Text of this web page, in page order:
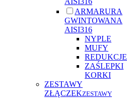
ARMARURA
GWINTOWANA
AISI316
NYPLE
MUFY
REDUKCJE
ZAŚLEPKI
KORKI
ZESTAWY
ZŁĄCZEKZESTAWY